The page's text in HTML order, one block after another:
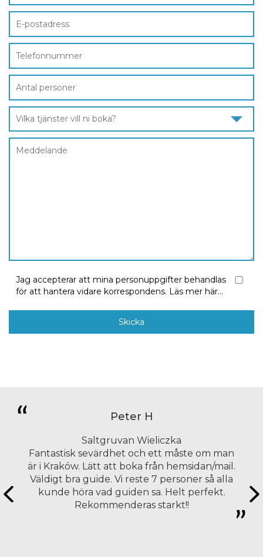
Vilka tjänster vill ni boka?
Jag accepterar att mina personuppgifter behandlas
för att hantera vidare korrespondens. Läs mer här...
Peter H
Saltgruvan Wieliczka
Fantastisk sevärdhet och ett måste om man
är i Kraków. Lätt att boka från hemsidan/mail.
Väldigt bra guide. Vi reste 7 personer så alla
kunde höra vad guiden sa. Helt perfekt.
Rekommenderas starkt!!